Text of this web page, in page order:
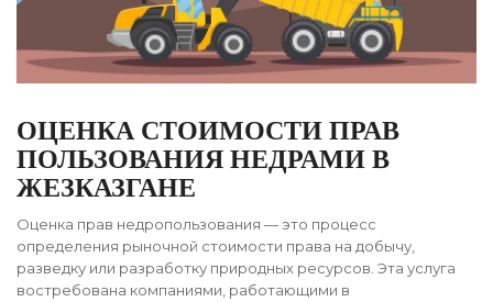
ОЦЕНКА СТОИМОСТИ ПРАВ
ПОЛЬЗОВАНИЯ НЕДРАМИ В
ЖЕЗКАЗГАНЕ
Оценка прав недропользования — это процесс
определения рыночной стоимости права на добычу,
разведку или разработку природных ресурсов. Эта услуга
востребована компаниями, работающими в